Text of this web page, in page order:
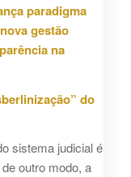
paradigma
gestão
na
do
sistema judicial é
outro modo, a